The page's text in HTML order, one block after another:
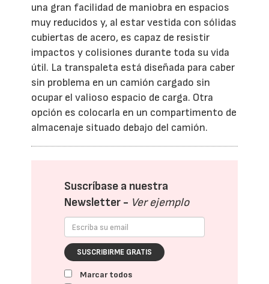
una gran facilidad de maniobra en espacios
muy reducidos y, al estar vestida con sólidas
cubiertas de acero, es capaz de resistir
impactos y colisiones durante toda su vida
útil. La transpaleta está diseñada para caber
sin problema en un camión cargado sin
ocupar el valioso espacio de carga. Otra
opción es colocarla en un compartimento de
almacenaje situado debajo del camión.
Suscríbase a nuestra
Newsletter - Ver ejemplo
SUSCRIBIRME GRATIS
Marcar todos